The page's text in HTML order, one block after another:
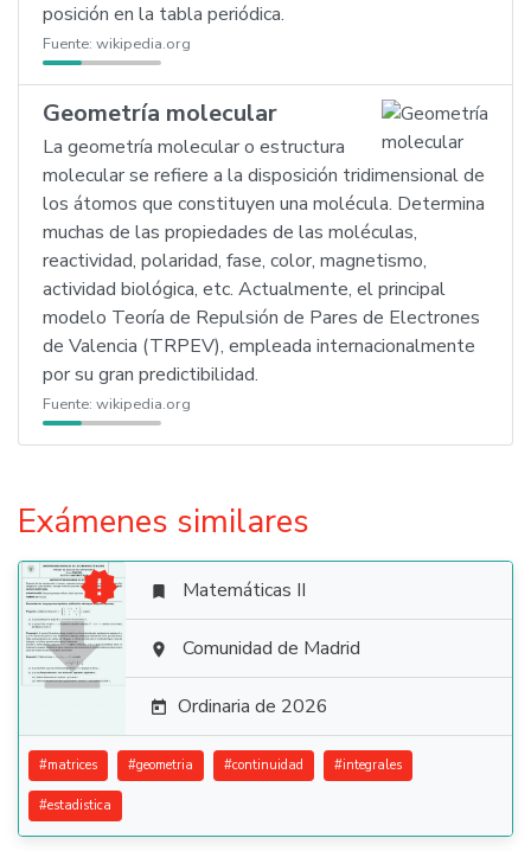
posición en la tabla periódica.
Fuente: wikipedia.org
Geometría molecular
La geometría molecular o estructura
molecular se refiere a la disposición tridimensional de
los átomos que constituyen una molécula. Determina
muchas de las propiedades de las moléculas,
reactividad, polaridad, fase, color, magnetismo,
actividad biológica, etc. Actualmente, el principal
modelo Teoría de Repulsión de Pares de Electrones
de Valencia (TRPEV), empleada internacionalmente
por su gran predictibilidad.
Fuente: wikipedia.org
Exámenes similares

  Matemáticas II
 Comunidad de Madrid
 Ordinaria de 2026
#matrices #geometria #continuidad #integrales
#estadistica